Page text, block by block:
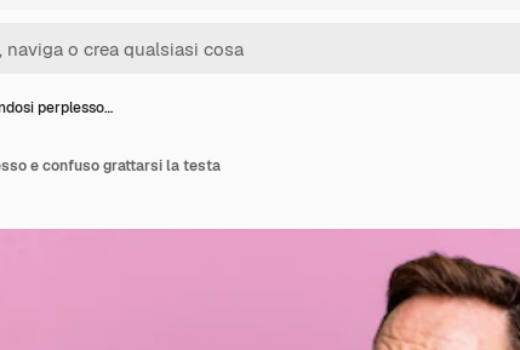
perplesso…
e confuso grattarsi la testa